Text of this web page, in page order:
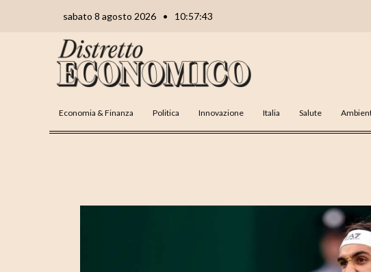
sabato 8 agosto 2026 • 10:57:44
Economia & Finanza Politica Innovazione Italia Salute